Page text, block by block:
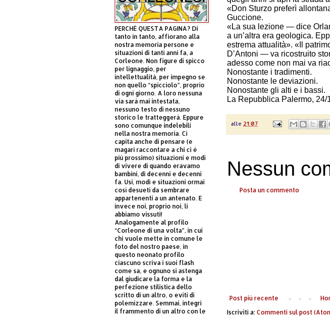
«Don Sturzo preferì
Guccione.
«La sua lezione — dice
a un’altra era geologica.
estrema attualità». «Il
D’Antoni — va ricostruito
adesso come non mai va
Nonostante i tradimenti.
Nonostante le deviazioni.
Nonostante gli alti e i bassi.
La Repubblica Palermo, 24/
alle 21:07
Nessun
Posta un commento
Post più recente
Iscriviti a: Commenti sul post
PERCHÈ QUESTA PAGINA? Di
tanto in tanto, affiorano alla
nostra memoria persone e
situazioni di tanti anni fa, a
Corleone. Non figure di spicco
per lignaggio, per
intellettualità, per impegno se
non quello “spicciolo”, proprio
di ogni giorno. A loro nessuna
via sarà mai intestata,
nessuno testo di nessuno
storico le tratteggerà. Eppure
sono comunque indelebili
nella nostra memoria. Ci
capita anche di pensare (e
magari raccontare a chi ci è
più prossimo) situazioni e modi
di vivere di quando eravamo
bambini, di decenni e decenni
fa. Usi, modi e situazioni ormai
così desueti da sembrare
appartenenti a un antenato. E
invece noi, proprio noi, li
abbiamo vissuti!
Analogamente al profilo
“Corleone di una volta”, in cui
chi vuole mette in comune le
foto del nostro paese, in
questo neonato profilo
ciascuno scriva i suoi flash
come sa, e ognuno si astenga
dal giudicare la forma e la
perfezione stilistica dello
scritto di un altro, o eviti di
polemizzare. Semmai, integri
il frammento di un altro con le